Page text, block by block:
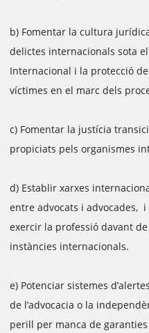
b) Fomentar la cultura
delictes internacionals sota
Internacional i la protecció
víctimes en el marc dels
c) Fomentar la justícia
propiciats pels organismes
d) Establir xarxes
entre advocats i advocades,
exercir la professió davant
instàncies internacionals.
e) Potenciar sistemes
de l’advocacia o la
perill per manca de